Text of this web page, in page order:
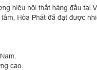
hiệu nội thất hàng đầu tại
Hòa Phát đã đạt được
cao.